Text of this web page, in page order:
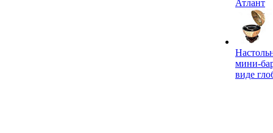
Атлант
мини-
виде